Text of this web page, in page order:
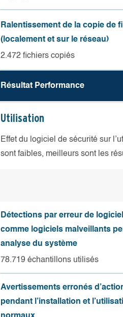
Ralentissement de la copie de
(localement et sur le réseau)
2.472 fichiers copiés
Résultat Performance
Utilisation
Effet du logiciel de sécurité sur
sont faibles, meilleurs sont les
Détections par erreur de
comme logiciels malveillants
analyse du système
78.719 échantillons utilisés
Avertissements erronés
pendant l’installation et